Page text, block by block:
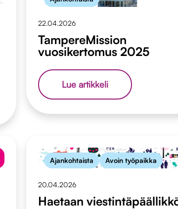
olisi
lähteä
22.04.2026
TampereMission
vuosikertomus 2025
Lue artikkeliTampereMission
vuosikertomus
2025
Ajankohtaista Avoin työpaikka
20.04.2026
Haetaan